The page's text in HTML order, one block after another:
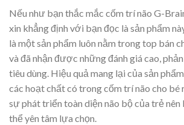
Nếu như bạn thắc mắc cốm trí não G-
xin khẳng định với bạn đọc là sản phẩm
là một sản phẩm luôn nằm trong top bán
và đã nhận được những đánh giá cao,
tiêu dùng. Hiệu quả mang lại của sản
các hoạt chất có trong cốm trí não cho bé
sự phát triển toàn diện não bộ của trẻ nên
thể yên tâm lựa chọn.